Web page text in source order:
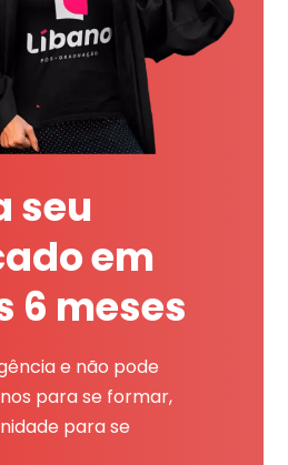
seu
em
6 meses
e não pode
para se formar,
para se